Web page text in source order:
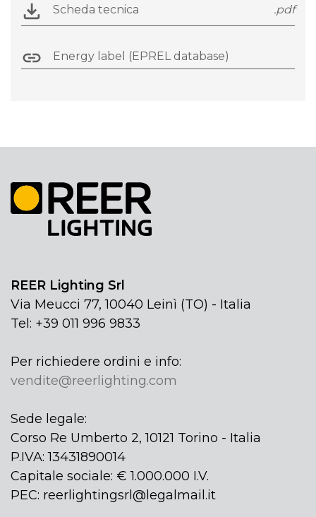
Scheda tecnica .pdf
Energy label (EPREL database)
REER Lighting Srl
Via Meucci 77, 10040 Leinì (TO) - Italia
Tel: +39 011 996 9833
Per richiedere ordini e info:
vendite@reerlighting.com
Sede legale:
Corso Re Umberto 2, 10121 Torino - Italia
P.IVA: 13431890014
Capitale sociale: € 1.000.000 I.V.
PEC: reerlightingsrl@legalmail.it